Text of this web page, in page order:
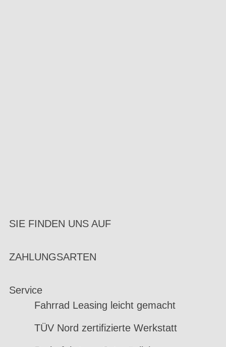
SIE FINDEN UNS AUF
ZAHLUNGSARTEN
Service
Fahrrad Leasing leicht gemacht
TÜV Nord zertifizierte Werkstatt